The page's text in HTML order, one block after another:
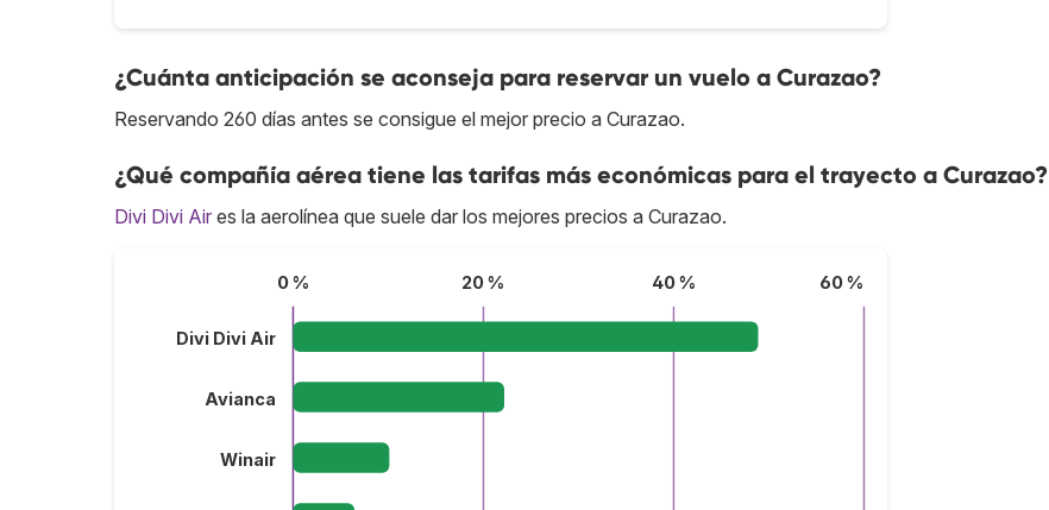
¿Cuánta anticipación se aconseja para reservar un vuelo a Curazao?
Reservando 260 días antes se consigue el mejor precio a Curazao.
¿Qué compañía aérea tiene las tarifas más económicas para el trayecto a Curazao?
Divi Divi Air es la aerolínea que suele dar los mejores precios a Curazao.
0 % 20 % 40 % 60 %
Divi Divi Air
Avianca
Winair